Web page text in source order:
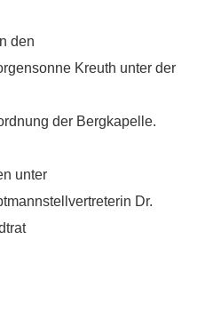
den
Kreuth unter der
der Bergkapelle.
unter
Dr.